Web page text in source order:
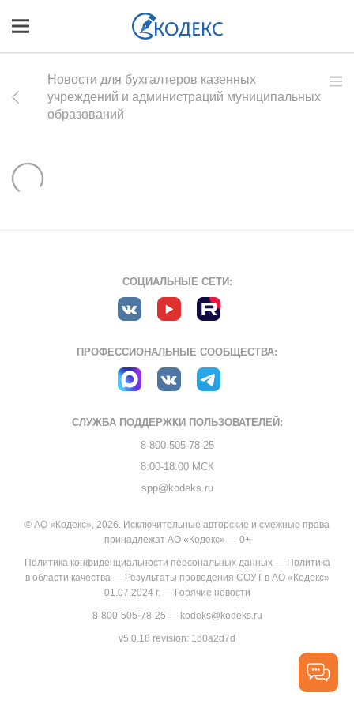
Новости для бухгалтеров казенных
учреждений и администраций муниципальных
образований
СОЦИАЛЬНЫЕ СЕТИ:
ПРОФЕССИОНАЛЬНЫЕ СООБЩЕСТВА:
СЛУЖБА ПОДДЕРЖКИ ПОЛЬЗОВАТЕЛЕЙ:
8-800-505-78-25
8:00-18:00 МСК
spp@kodeks.ru
© АО «Кодекс», 2026. Исключительные авторские и смежные права
принадлежат АО «Кодекс» — 0+
Политика конфиденциальности персональных данных— Политика
в области качества— Результаты проведения СОУТ в АО «Кодекс»
01.07.2024 г.— Горячие новости
8-800-505-78-25 — kodeks@kodeks.ru
v5.0.18 revision: 1b0a2d7d